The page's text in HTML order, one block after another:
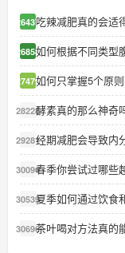
26437吃辣减肥真的会适
26858如何根据不同类型
27479如何只掌握5个原
28228酵素真的那么神奇
29281经期减肥会导致内
30096春季你尝试过哪些
30539夏季如何通过饮食
30696茶叶喝对方法真的